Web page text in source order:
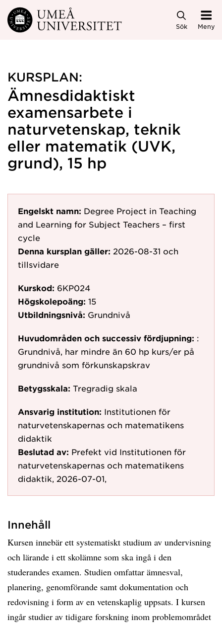
Hoppa direkt till innehållet
Sök Meny
KURSPLAN:
Ämnesdidaktiskt
examensarbete i
naturvetenskap, teknik
eller matematik (UVK,
grund), 15 hp
Engelskt namn: Degree Project in Teaching
and Learning for Subject Teachers – first
cycle
Denna kursplan gäller: 2026-08-31 och
tillsvidare
Kurskod: 6KP024
Högskolepoäng: 15
Utbildningsnivå: Grundnivå
Huvudområden och successiv fördjupning: :
Grundnivå, har mindre än 60 hp kurs/er på
grundnivå som förkunskapskrav
Betygsskala: Tregradig skala
Ansvarig institution: Institutionen för
naturvetenskapernas och matematikens
didaktik
Beslutad av: Prefekt vid Institutionen för
naturvetenskapernas och matematikens
didaktik, 2026-07-01,
Innehåll
Kursen innebär ett systematiskt studium av undervisning
och lärande i ett skolämne som ska ingå i den
studerandes examen. Studien omfattar ämnesval,
planering, genomförande samt dokumentation och
redovisning i form av en vetenskaplig uppsats. I kursen
ingår studier av tidigare forskning inom problemområdet